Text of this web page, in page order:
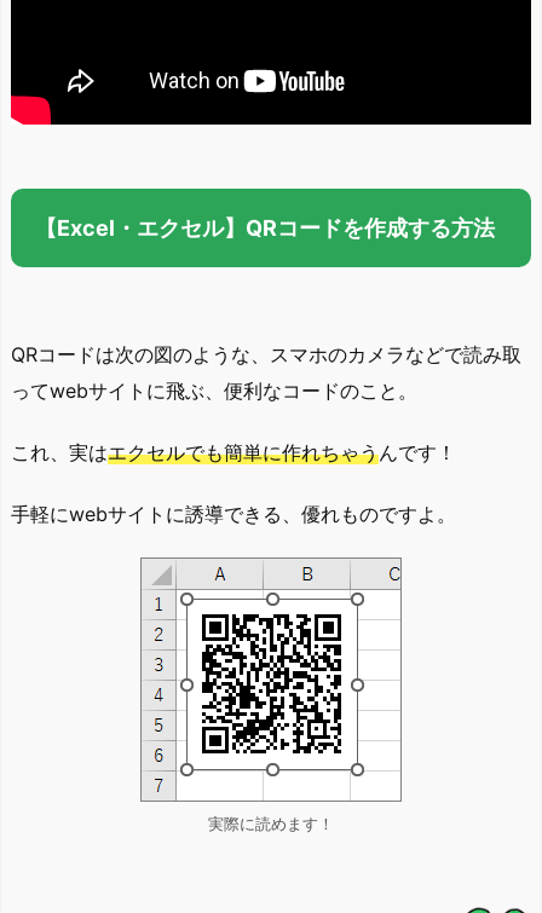
【Excel・エクセル】QRコードを作成する方法
QRコードは次の図のような、スマホのカメラなどで読み取
ってwebサイトに飛ぶ、便利なコードのこと。
これ、実はエクセルでも簡単に作れちゃうんです！
手軽にwebサイトに誘導できる、優れものですよ。
実際に読めます！